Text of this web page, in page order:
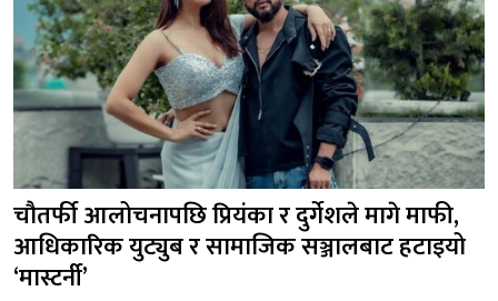
चौतर्फी आलोचनापछि प्रियंका र दुर्गेशले मागे माफी,
आधिकारिक युट्युब र सामाजिक सञ्जालबाट हटाइयो
‘मास्टर्नी’